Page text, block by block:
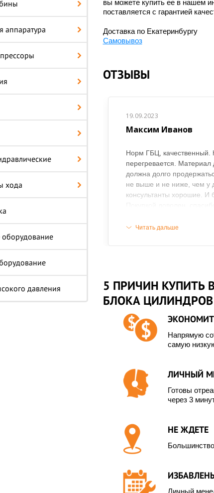
аппаратура
хода
оборудование
давления
вы можете купить ее в нашем
поставляется с гарантией
Доставка по Екатеринбургу
Самовывоз
ОТЗЫВЫ
19.09.2023
Максим Иванов
Норм ГБЦ, качественный.
перегревается. Материал
должна долго
не выше и не ниже, чем у
консультанты хорошие. И
Читать дальше
5 ПРИЧИН КУПИТЬ
БЛОКА ЦИЛИНДРОВ
Напрямую
самую
ЛИЧНЫЙ
Готовы
через 3
НЕ ЖДЕТЕ
Личный